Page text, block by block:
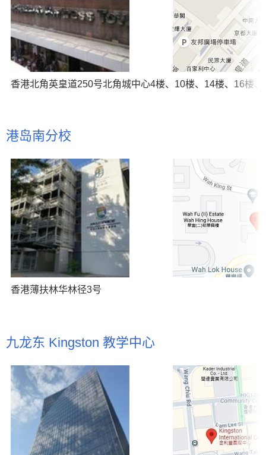
香港北角英皇道250号北角城中心4楼、10楼、14楼、16楼
港岛南分校
香港薄扶林华林径3号
九龙东 Kingston 教学中心